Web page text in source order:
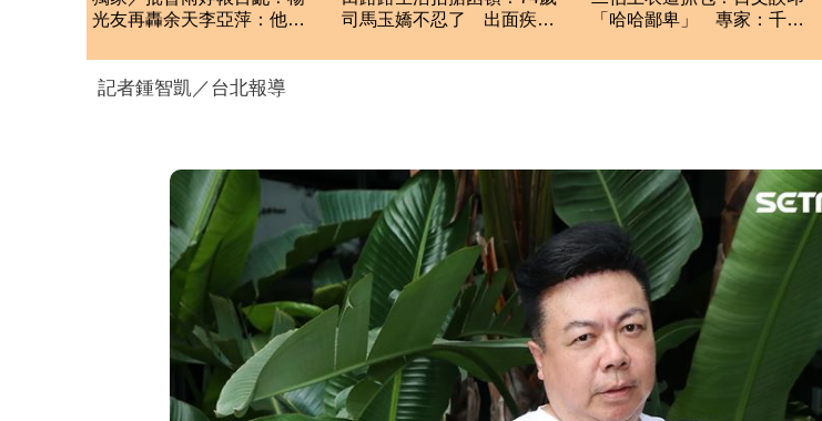
光友再轟余天李亞萍：他們
司馬玉嬌不忍了 出面疾呼1
「哈哈鄙卑」 專家：千萬
記者鍾智凱／台北報導